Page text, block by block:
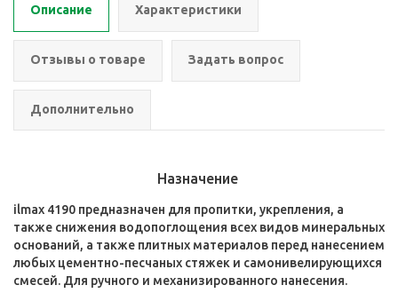
Описание Характеристики
Отзывы о товаре Задать вопрос
Дополнительно
Назначение
ilmax 4190 предназначен для пропитки, укрепления, а
также снижения водопоглощения всех видов минеральных
оснований, а также плитных материалов перед нанесением
любых цементно-песчаных стяжек и самонивелирующихся
смесей. Для ручного и механизированного нанесения.